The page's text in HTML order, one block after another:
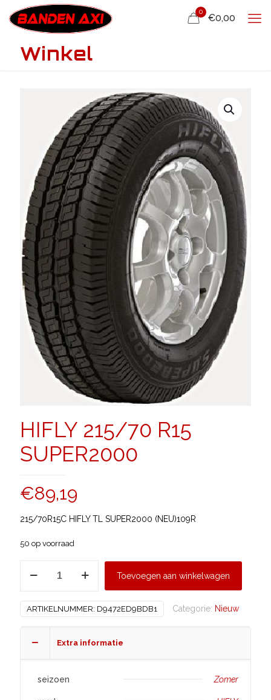
0
€0,00
Winkel
HIFLY 215/70 R15
SUPER2000
€89,19
215/70R15C HIFLY TL SUPER2000 (NEU)109R
50 op voorraad
SUPER2000
Toevoegen aan winkelwagen
ARTIKELNUMMER: D9472ED9BDB1 Categorie: Nieuw
Extra informatie
seizoen Zomer